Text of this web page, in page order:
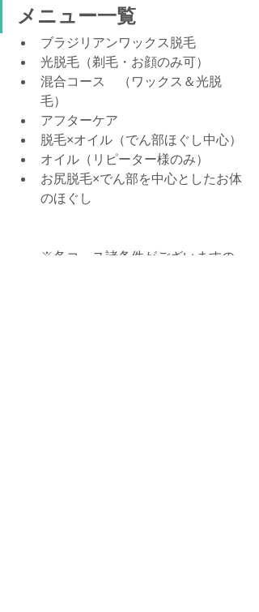
メニュー一覧
ブラジリアンワックス脱毛
光脱毛（剃毛・お顔のみ可）
混合コース　（ワックス＆光脱
毛）
アフターケア
脱毛×オイル（でん部ほぐし中心）
オイル（リピーター様のみ）
お尻脱毛×でん部を中心としたお体
のほぐし
※各コース諸条件がございますの